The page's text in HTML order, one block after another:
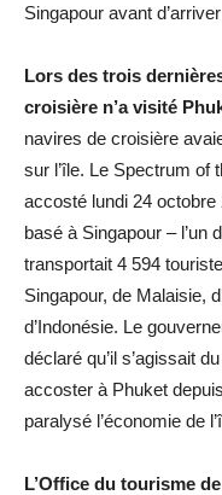
Singapour avant
Lors des trois
croisière n’a visité
navires de croisière
sur l’île. Le Spectrum of
accosté lundi 24 octobre
basé à Singapour – l’un
transportait 4 594
Singapour, de Malaisie,
d’Indonésie. Le
déclaré qu’il s’agissait
accoster à Phuket
paralysé l’économie de
L’Office du tourisme